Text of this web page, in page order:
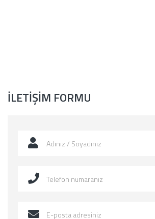
İLETIŞIM FORMU